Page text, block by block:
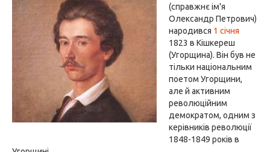
(справжнє ім'я
Олександр Петрович)
народився 1 січня
1823 в Кішкереш
(Угорщина). Він був не
тільки національним
поетом Угорщини,
але й активним
революційним
демократом, одним з
керівників революції
1848-1849 років в